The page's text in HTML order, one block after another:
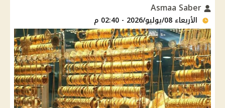
الأربعاء 08/يوليو/2026 - 02:40 م